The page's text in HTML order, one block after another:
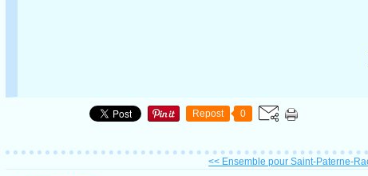
Repost 0
<< Ensemble pour Saint-Paterne-